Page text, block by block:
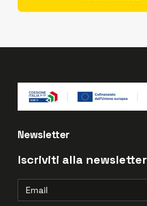
Newsletter
Iscriviti alla newsletter